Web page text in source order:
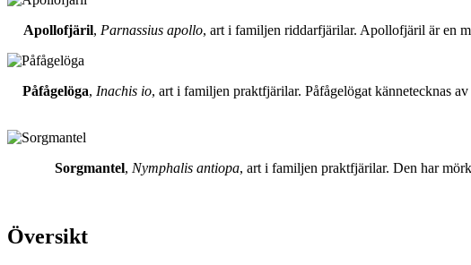
Apollofjäril, Parnassius apollo, art i familjen riddarfjärilar. Apollofjäril är en
Påfågelöga, Inachis io, art i familjen praktfjärilar. Påfågelögat kännetecknas
Sorgmantel, Nymphalis antiopa, art i familjen praktfjärilar. Den har
Översikt